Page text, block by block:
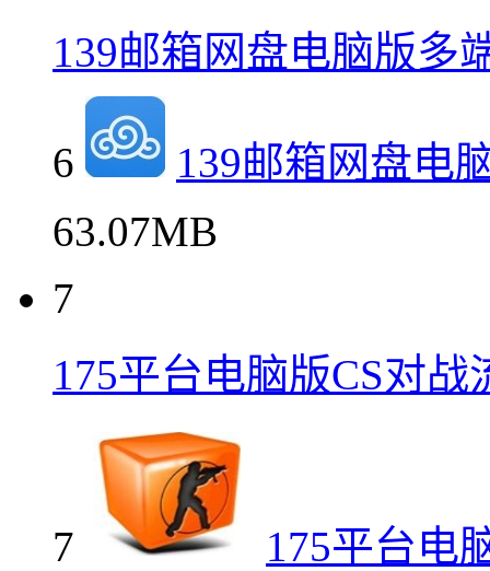
139邮箱网盘电脑版多
6
139邮箱网盘电
63.07MB
7
175平台电脑版CS对战
7
175平台电